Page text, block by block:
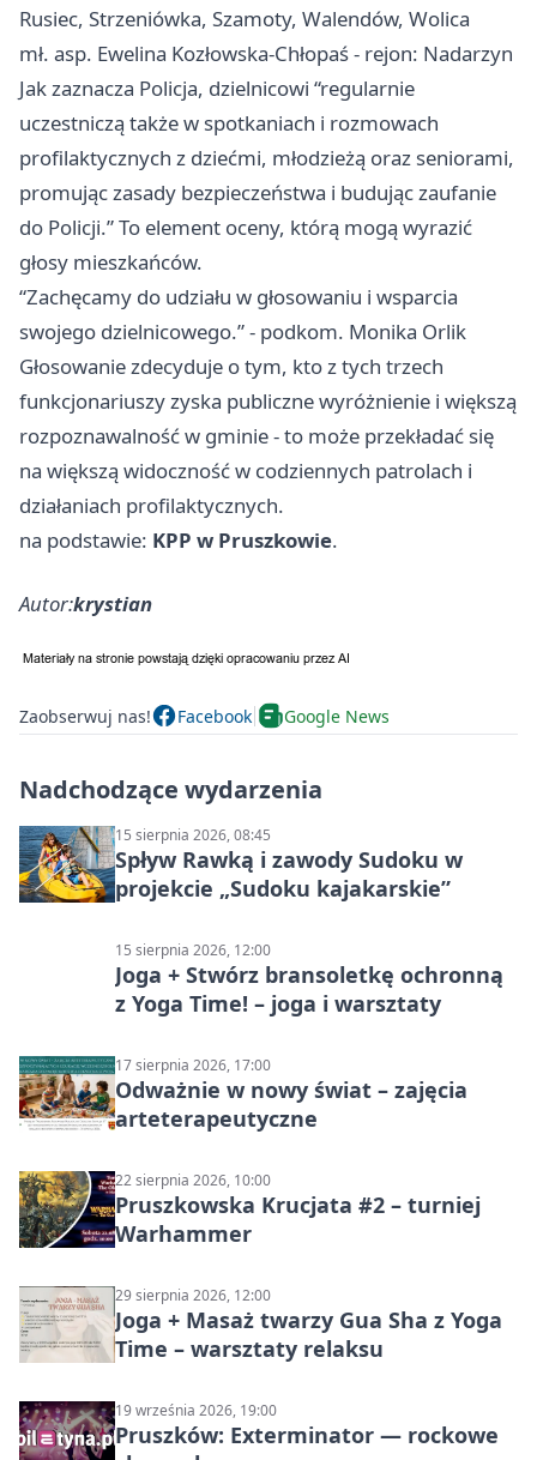
Rusiec, Strzeniówka, Szamoty, Walendów, Wolica
mł. asp. Ewelina Kozłowska-Chłopaś - rejon: Nadarzyn
Jak zaznacza Policja, dzielnicowi “regularnie
uczestniczą także w spotkaniach i rozmowach
profilaktycznych z dziećmi, młodzieżą oraz seniorami,
promując zasady bezpieczeństwa i budując zaufanie
do Policji.” To element oceny, którą mogą wyrazić
głosy mieszkańców.
“Zachęcamy do udziału w głosowaniu i wsparcia
swojego dzielnicowego.” - podkom. Monika Orlik
Głosowanie zdecyduje o tym, kto z tych trzech
funkcjonariuszy zyska publiczne wyróżnienie i większą
rozpoznawalność w gminie - to może przekładać się
na większą widoczność w codziennych patrolach i
działaniach profilaktycznych.
na podstawie: KPP w Pruszkowie.
Autor:krystian
Zaobserwuj nas! Facebook Google News
Nadchodzące wydarzenia
15 sierpnia 2026, 08:45
Spływ Rawką i zawody Sudoku w
projekcie „Sudoku kajakarskie”
15 sierpnia 2026, 12:00
Joga + Stwórz bransoletkę ochronną
z Yoga Time! – joga i warsztaty
17 sierpnia 2026, 17:00
Odważnie w nowy świat – zajęcia
arteterapeutyczne
22 sierpnia 2026, 10:00
Pruszkowska Krucjata #2 – turniej
Warhammer
29 sierpnia 2026, 12:00
Joga + Masaż twarzy Gua Sha z Yoga
Time – warsztaty relaksu
19 września 2026, 19:00
Pruszków: Exterminator — rockowe